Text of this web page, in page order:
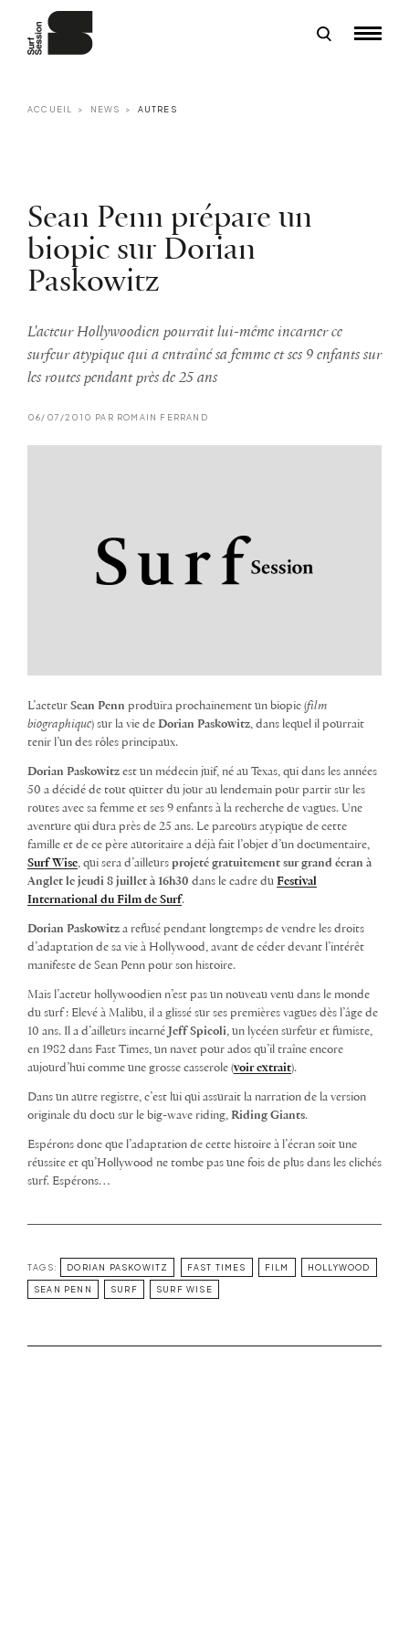
ACCUEIL NEWS AUTRES
Sean Penn prépare un
biopic sur Dorian
Paskowitz
L'acteur Hollywoodien pourrait lui-même incarner ce
surfeur atypique qui a entraîné sa femme et ses 9 enfants sur
les routes pendant près de 25 ans
06/07/2010 PAR ROMAIN FERRAND
L’acteur Sean Penn produira prochainement un biopic (film
biographique) sur la vie de Dorian Paskowitz, dans lequel il pourrait
tenir l’un des rôles principaux.
Dorian Paskowitz est un médecin juif, né au Texas, qui dans les années
50 a décidé de tout quitter du jour au lendemain pour partir sur les
routes avec sa femme et ses 9 enfants à la recherche de vagues. Une
aventure qui dura près de 25 ans. Le parcours atypique de cette
famille et de ce père autoritaire a déjà fait l’objet d’un documentaire,
Surf Wise, qui sera d’ailleurs projeté gratuitement sur grand écran à
Anglet le jeudi 8 juillet à 16h30 dans le cadre du Festival
International du Film de Surf.
Dorian Paskowitz a refusé pendant longtemps de vendre les droits
d’adaptation de sa vie à Hollywood, avant de céder devant l’intérêt
manifeste de Sean Penn pour son histoire.
Mais l’acteur hollywoodien n’est pas un nouveau venu dans le monde
du surf : Elevé à Malibu, il a glissé sur ses premières vagues dès l’âge de
10 ans. Il a d’ailleurs incarné
Jeff Spicoli, un lycéen surfeur et fumiste,
en 1982 dans Fast Times, un navet pour ados qu’il traîne encore
aujourd’hui comme une grosse casserole (voir extrait).
Dans un autre registre, c’est lui qui assurait la narration de la version
originale du docu sur le big-wave riding, Riding Giants.
Espérons donc que l’adaptation de cette histoire à l’écran soit une
réussite et qu’Hollywood ne tombe pas une fois de plus dans les clichés
surf. Espérons…
TAGS: DORIAN PASKOWITZ FAST TIMES FILM HOLLYWOOD
SEAN PENN SURF SURF WISE